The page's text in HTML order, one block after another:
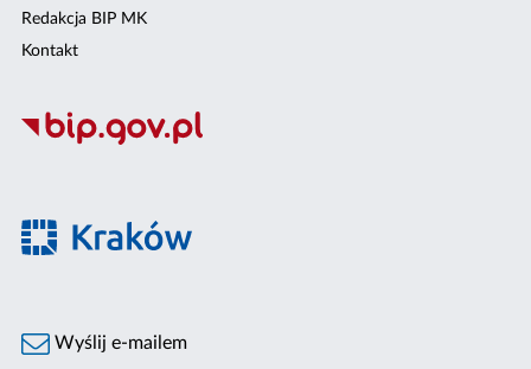
Redakcja BIP MK
Kontakt
Wyślij e-mailem